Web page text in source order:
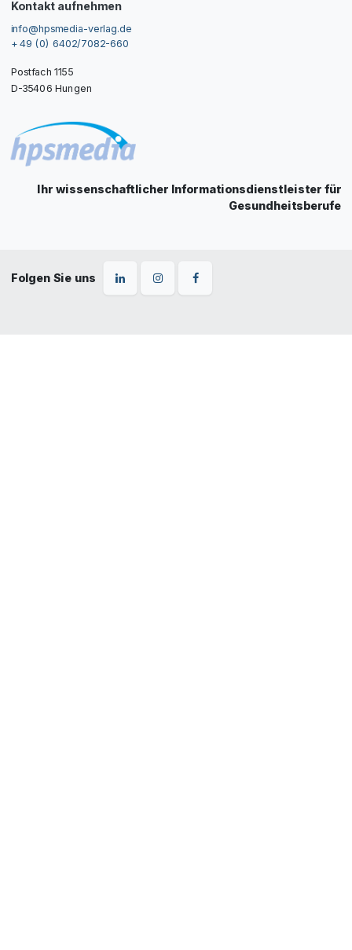
Kontakt aufnehmen
info@hpsmedia-verlag.de
+ 49 (0) 6402/7082-660
Postfach 1155
D-35406 Hungen
Ihr wissenschaftlicher Informationsdienstleister für
Gesundheitsberufe
Folgen Sie uns